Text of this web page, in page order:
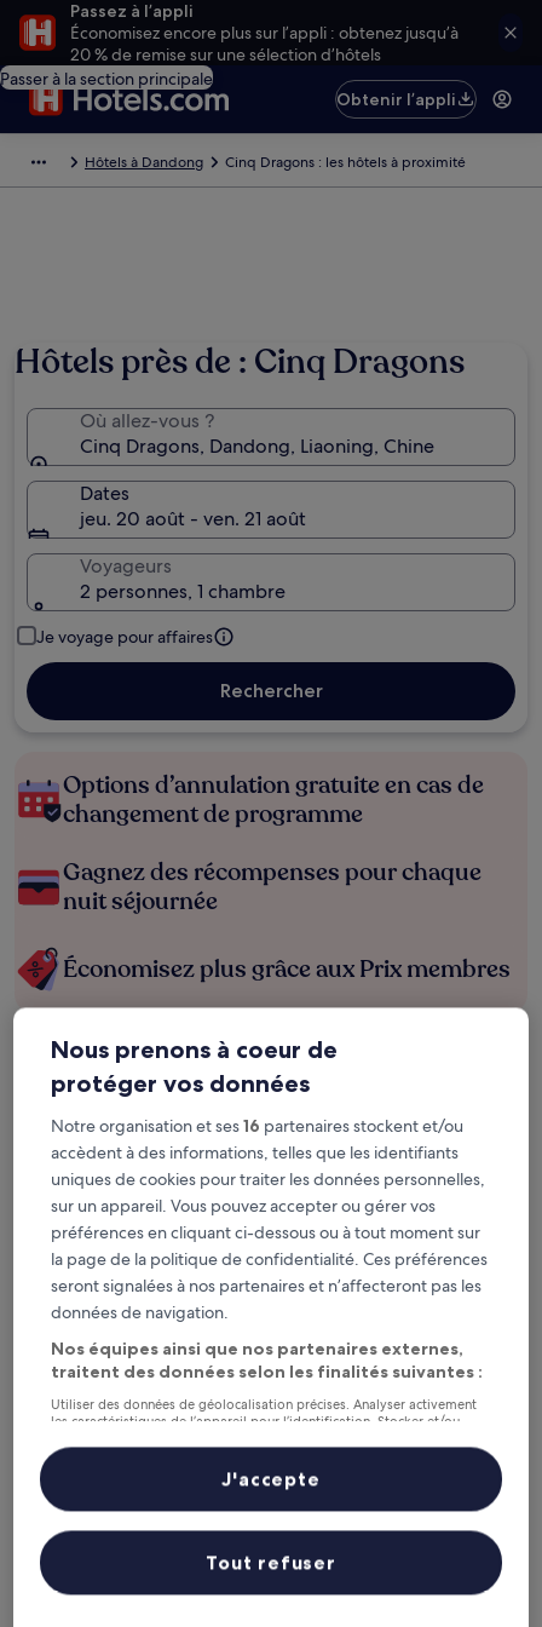
Passez à l’appli
Économisez encore plus sur l’appli : obtenez jusqu’à
20 % de remise sur une sélection d’hôtels
Passer à la section principale
Obtenir l’appli
Hôtels à Dandong Cinq Dragons : les hôtels à proximité
Hôtels près de : Cinq Dragons
Où allez-vous ?
Cinq Dragons, Dandong, Liaoning, Chine
Dates
jeu. 20 août - ven. 21 août
Voyageurs
2 personnes, 1 chambre
Je voyage pour affaires
Rechercher
Options d’annulation gratuite en cas de
changement de programme
Gagnez des récompenses pour chaque
nuit séjournée
Économisez plus grâce aux Prix membres
Consultez les prix pour ces dates
6 août - 7 août
7 août - 8 août
Ce week-end
7 août - 9 août
Le week-end prochain
14 août - 16 août
Cinq Dragons : les 5 meilleurs
hôtels à proximité en un coup
d’œil
Run Zeng Hotel— À 9,2 km de : Cinq Dragons. Hôtel 4 étoiles.
Jiatai Chain Hotel Dandonghuanghai Market Store— À 9,9 km
de : Cinq Dragons. Hôtel 2 étoiles.
Prix (croissant)
Cinq Dragons : où loger à
proximité ?
Nous prenons à coeur de
protéger vos données
Notre organisation et ses16 partenaires stockent et/ou
accèdent à des informations, telles que les identifiants
uniques de cookies pour traiter les données personnelles,
sur un appareil. Vous pouvez accepter ou gérer vos
préférences en cliquant ci-dessous ou à tout moment sur
la page de la politique de confidentialité. Ces préférences
seront signalées à nos partenaires et n’affecteront pas les
données de navigation.
Nos équipes ainsi que nos partenaires externes,
traitent des données selon les finalités suivantes :
Utiliser des données de géolocalisation précises. Analyser activement
les caractéristiques de l’appareil pour l’identification. Stocker et/ou
personnalisés, mesure de performance des publicités et du contenu,
études d’audience et développement de services.
Liste de nos partenaires (fournisseurs)
Tout refuser
J'accepte